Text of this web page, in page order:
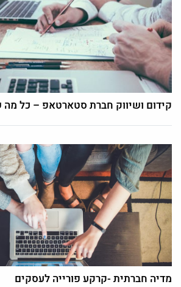
קידום ושיווק חברת סטארטאפ – כל
מדיה חברתית -קרקע פורייה לעסקים